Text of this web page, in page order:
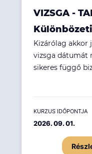
VIZSGA -
Kizárólag akkor
vizsga dátumát
sikeres függő
KURZUS IDŐPONTJA
2026. 09. 01.